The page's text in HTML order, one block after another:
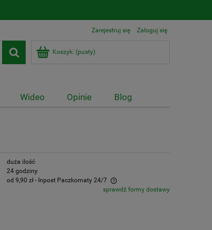
Zarejestruj się Zaloguj się
Koszyk: (pusty)
Wideo Opinie Blog
duża ilość
24 godziny
od 9,90 zł - Inpost Paczkomaty 24/7
sprawdź formy dostawy